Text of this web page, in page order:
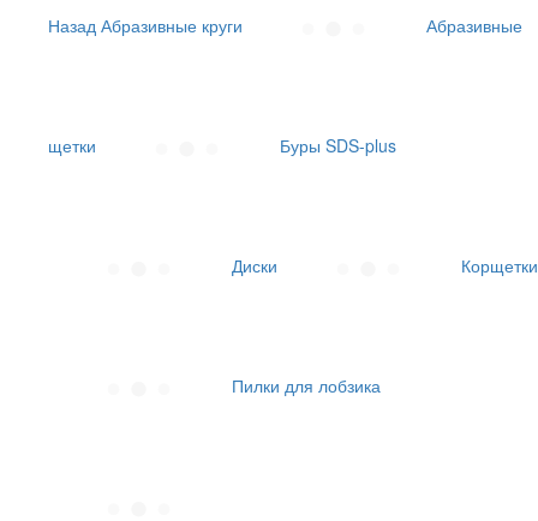
Назад Абразивные круги Абразивные
щетки Буры SDS-plus
Диски Корщетки
Пилки для лобзика